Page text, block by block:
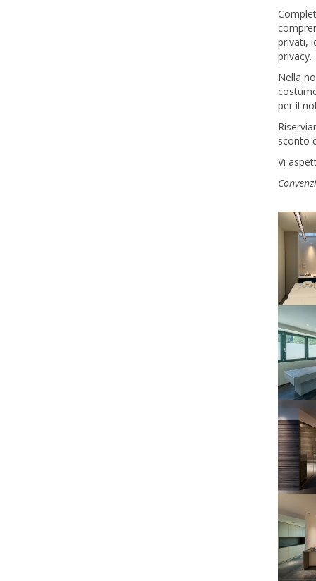
privati,
privacy.
Nella
per il
sconto
Vi